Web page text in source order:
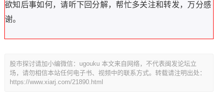
欲知后事如何，请听下回分解，帮忙多关注和转发，万分感
谢。
股市探讨请加小编微信：ugouku 本文来自网络，不代表闽发论坛立
场，请勿相信本站任何电子书、视频中的联系方式。转载请注明出处：
https://www.xiarj.com/21890.html